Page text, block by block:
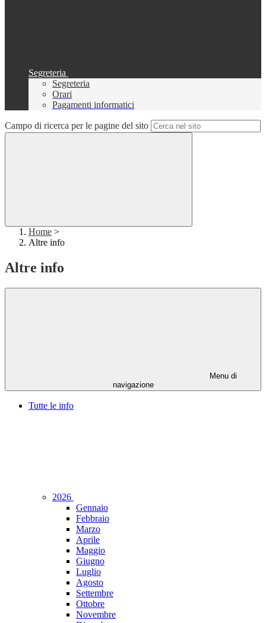
Segreteria
Segreteria
Orari
Pagamenti informatici
Campo di ricerca per le pagine del sito
Home >
Altre info
Altre info
Menu di
navigazione
Tutte le info
2026
Gennaio
Febbraio
Marzo
Aprile
Maggio
Giugno
Luglio
Agosto
Settembre
Ottobre
Novembre